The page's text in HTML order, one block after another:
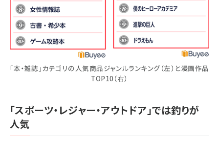
「本・雑誌」カテゴリの人気商品ジャンルランキング（左）と漫画作品
TOP10（右）
「スポーツ・レジャー・アウトドア」では釣りが
人気